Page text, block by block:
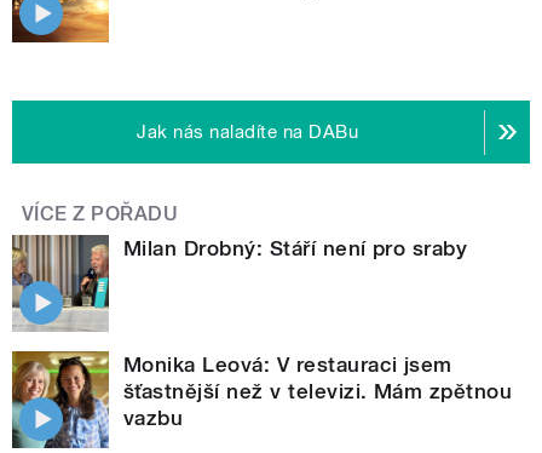
Jak nás naladíte na DABu
VÍCE Z POŘADU
Milan Drobný: Stáří není pro sraby
Monika Leová: V restauraci jsem
šťastnější než v televizi. Mám zpětnou
vazbu